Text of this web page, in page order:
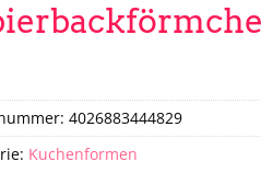
4026883444829
Kuchenformen